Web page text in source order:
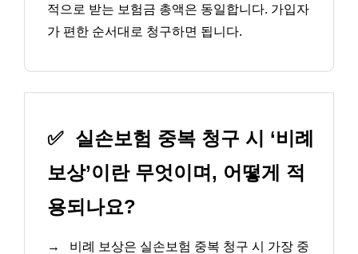
적으로 받는 보험금 총액은 동일합니다. 가입자
가 편한 순서대로 청구하면 됩니다.
✅ 실손보험 중복 청구 시 ‘비례
보상’이란 무엇이며, 어떻게 적
용되나요?
→
비례 보상은 실손보험 중복 청구 시 가장 중